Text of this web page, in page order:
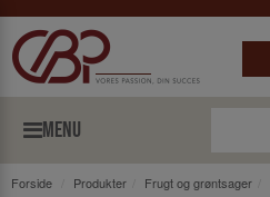
MENU
Forside Produkter Frugt og grøntsager